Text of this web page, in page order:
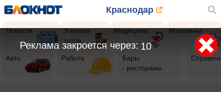
Краснодар
Новости
Учиться
готов
Медицина Магазины
Авто Работа
Бары
- рестораны
10
Реклама закроется через: